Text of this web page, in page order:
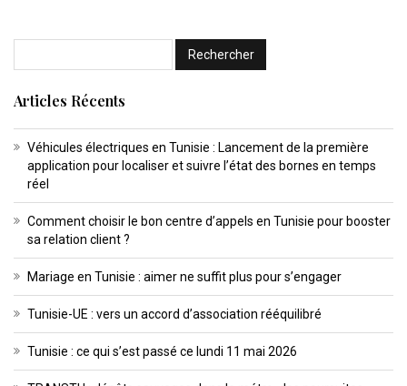
Articles Récents
Véhicules électriques en Tunisie : Lancement de la première
application pour localiser et suivre l’état des bornes en temps
réel
Comment choisir le bon centre d’appels en Tunisie pour booster
sa relation client ?
Mariage en Tunisie : aimer ne suffit plus pour s’engager
Tunisie-UE : vers un accord d’association rééquilibré
Tunisie : ce qui s’est passé ce lundi 11 mai 2026